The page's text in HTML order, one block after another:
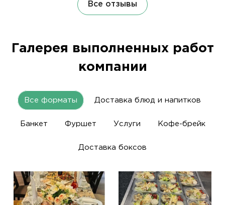
Все отзывы
Галерея выполненных работ
компании
Все форматы Доставка блюд и напитков
Банкет Фуршет Услуги Кофе-брейк
Доставка боксов